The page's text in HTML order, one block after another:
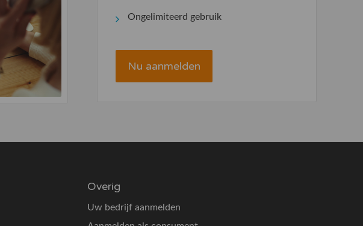
Ongelimiteerd gebruik
Nu aanmelden
Overig
Uw bedrijf aanmelden